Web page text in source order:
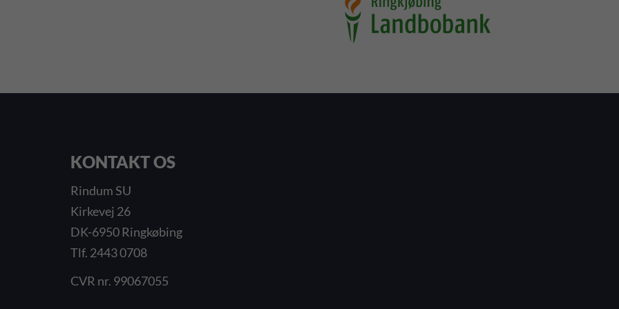
KONTAKT OS
Rindum SU
Kirkevej 26
DK-6950 Ringkøbing
Tlf. 2443 0708
CVR nr. 99067055